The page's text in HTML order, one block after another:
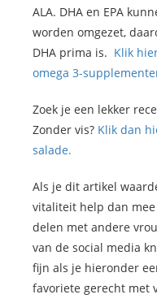
ALA. DHA en EPA
worden omgezet,
DHA prima is. Klik
omega 3-
Zoek je een lekker
Zonder vis? Klik dan
salade.
Als je dit artikel
vitaliteit help dan
delen met andere
van de social media
fijn als je hieronder
favoriete gerecht met